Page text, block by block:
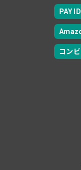
PAY
コン